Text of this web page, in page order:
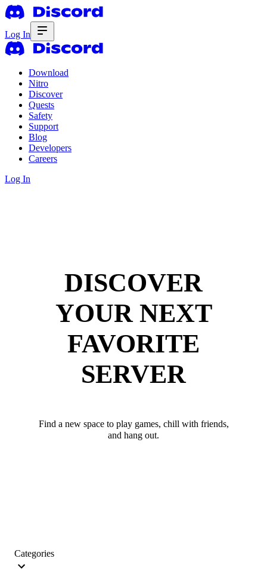
Log In
Download
Nitro
Discover
Quests
Safety
Support
Blog
Developers
Careers
Log In
DISCOVER
YOUR NEXT
FAVORITE
SERVER
Find a new space to play games, chill with friends,
and hang out.
Categories